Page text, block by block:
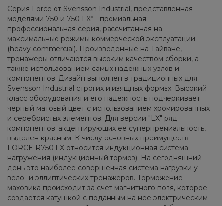
Серия Force от Svensson Industrial, представленная
моделями 750 и 750 LX* - премиальная
профессиональная серия, рассчитанная на
максимальные режимы коммерческой эксплуатации
(heavy commercial). Произведенные на Тайване,
тренажеры отличаются высоким качеством сборки, а
также использованием самых надежных узлов и
компонентов. Дизайн выполнен в традиционных для
Svensson Industrial строгих и изящных формах. Высокий
класс оборудования и его надежность подчеркивает
черный матовый цвет с использованием хромированных
и серебристых элементов. Для версии "LX" ряд
компонентов, акцентирующих ее суперпремиальность,
выделен красным. К числу основных преимуществ
FORCE R750 LX относится индукционная система
нагружения (индукционный тормоз). На сегодняшний
день это наиболее совершенная сиcтема нагрузки у
вело- и эллиптических тренажеров. Торможение
маховика происходит за счет магнитного поля, которое
создается катушкой с поданным на неё электрическим